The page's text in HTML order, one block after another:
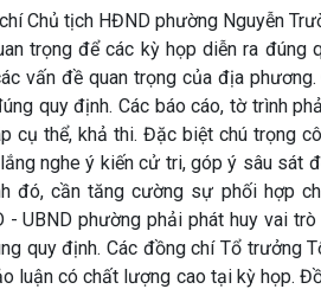
Chủ tịch HĐND phường Nguyễn
trọng để các kỳ họp diễn ra
vấn đề quan trọng của địa
quy định. Các báo cáo, tờ trình
cụ thể, khả thi. Đặc biệt chú trọng
nghe ý kiến cử tri, góp ý sâu
đó, cần tăng cường sự phối hợp
- UBND phường phải phát huy vai
quy định. Các đồng chí Tổ trưởng
luận có chất lượng cao tại kỳ họp.